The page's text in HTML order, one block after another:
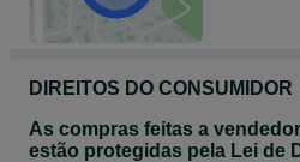
DIREITOS DO CONSUMIDOR
As compras feitas a
estão protegidas pela Lei de